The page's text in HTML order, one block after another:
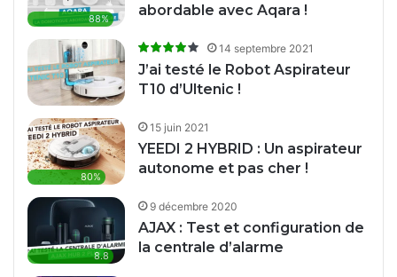
10
Windows 11 est disponible ! Les
5 octobre 2021
11
rétrogaming avec Recalbox !
19:4929 septembre 2021
88%
abordable avec Aqara !
14 septembre 2021
J’ai testé le Robot Aspirateur
T10 d’Ultenic !
80%
15 juin 2021
YEEDI 2 HYBRID : Un aspirateur
autonome et pas cher !
8.8
9 décembre 2020
AJAX : Test et configuration de
la centrale d’alarme